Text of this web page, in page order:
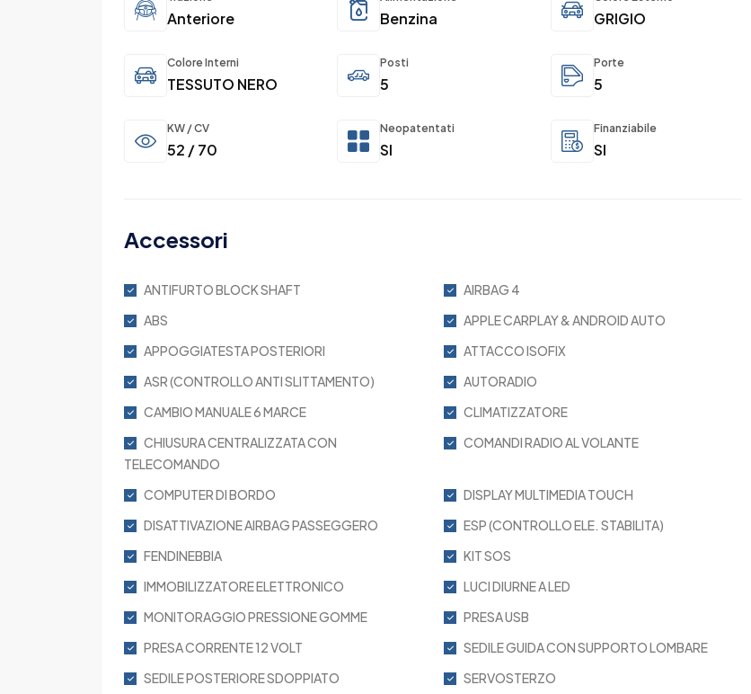
Anteriore Benzina GRIGIO
Colore Interni
TESSUTO NERO
Posti
5
Porte
5
KW / CV
52 / 70
Neopatentati
SI
Finanziabile
SI
Accessori
ANTIFURTO BLOCK SHAFT
ABS
AIRBAG 4
APPLE CARPLAY & ANDROID AUTO
APPOGGIATESTA POSTERIORI
ASR (CONTROLLO ANTI SLITTAMENTO)
ATTACCO ISOFIX
AUTORADIO
CAMBIO MANUALE 6 MARCE
CHIUSURA CENTRALIZZATA CON
TELECOMANDO
CLIMATIZZATORE
COMANDI RADIO AL VOLANTE
COMPUTER DI BORDO
DISATTIVAZIONE AIRBAG PASSEGGERO
DISPLAY MULTIMEDIA TOUCH
ESP (CONTROLLO ELE. STABILITA)
FENDINEBBIA
IMMOBILIZZATORE ELETTRONICO
KIT SOS
LUCI DIURNE A LED
MONITORAGGIO PRESSIONE GOMME
PRESA CORRENTE 12 VOLT
PRESA USB
SEDILE GUIDA CON SUPPORTO LOMBARE
SEDILE POSTERIORE SDOPPIATO
SERVOSTERZO